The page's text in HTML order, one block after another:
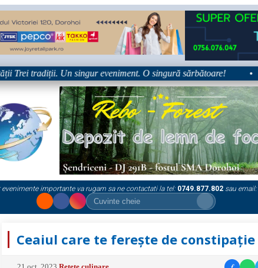
tradiții. Un singur eveniment. O singură sărbătoare!
importante va rugam sa ne contactati la tel: 0749.877.802 sau email:
Ceaiul care te ferește de constipație